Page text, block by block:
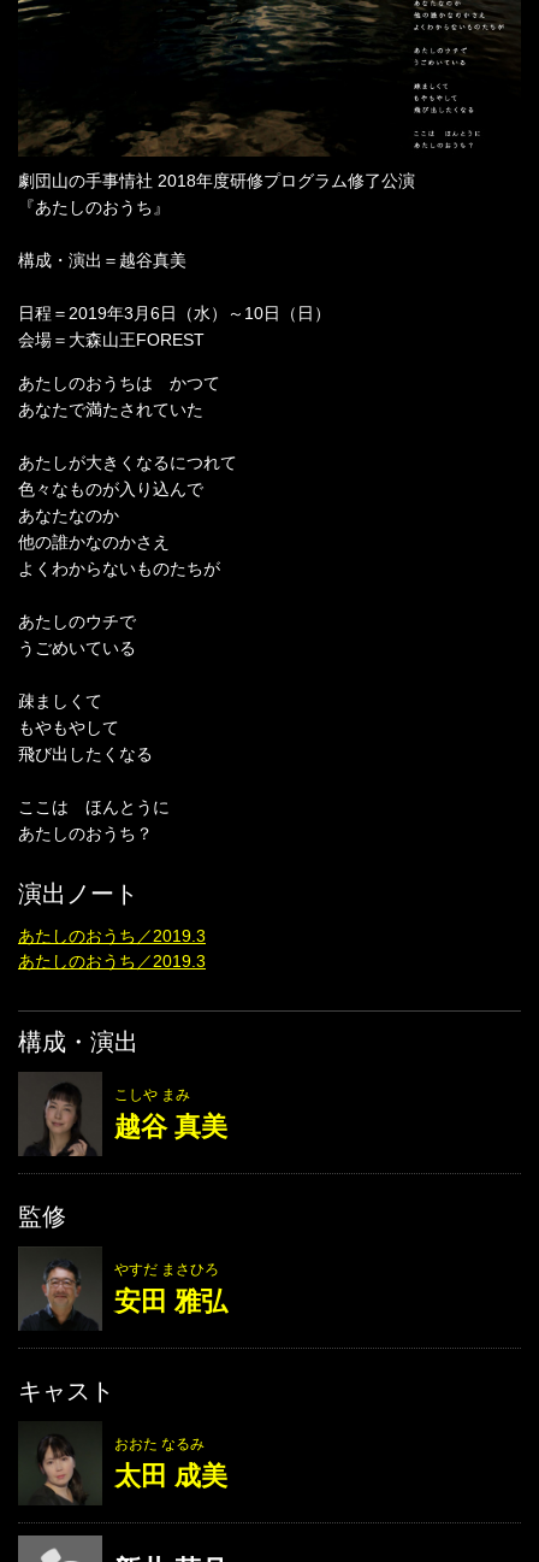
劇団山の手事情社 2018年度研修プログラム修了公演
『あたしのおうち』
構成・演出＝越谷真美
日程＝2019年3月6日（水）～10日（日）
会場＝大森山王FOREST
あたしのおうちは かつて
あなたで満たされていた
あたしが大きくなるにつれて
色々なものが入り込んで
あなたなのか
他の誰かなのかさえ
よくわからないものたちが
あたしのウチで
うごめいている
疎ましくて
もやもやして
飛び出したくなる
ここは ほんとうに
あたしのおうち？
演出ノート
あたしのおうち／2019.3
あたしのおうち／2019.3
構成・演出
こしや まみ
越谷 真美
監修
やすだ まさひろ
安田 雅弘
キャスト
おおた なるみ
太田 成美